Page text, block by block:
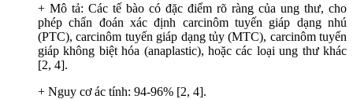
+ Mô tả: Các tế bào có đặc điểm rõ ràng của ung thư, cho
phép chẩn đoán xác định carcinôm tuyến giáp dạng nhú
(PTC), carcinôm tuyến giáp dạng tủy (MTC), carcinôm tuyến
giáp không biệt hóa (anaplastic), hoặc các loại ung thư khác
[2, 4].
+ Nguy cơ ác tính: 94-96% [2, 4].